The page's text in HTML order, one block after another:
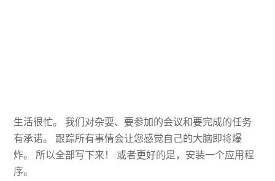
生活很忙。 我们对杂耍、要参加的会议和要完成的任务
有承诺。 跟踪所有事情会让您感觉自己的大脑即将爆
炸。 所以全部写下来！ 或者更好的是，安装一个应用程
序。